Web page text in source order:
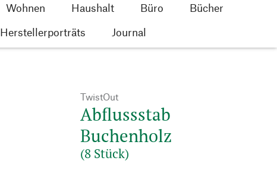
Wohnen Haushalt Büro
Bücher
Herstellerporträts Journal
TwistOut
Abflussstab
Buchenholz
(8 Stück)